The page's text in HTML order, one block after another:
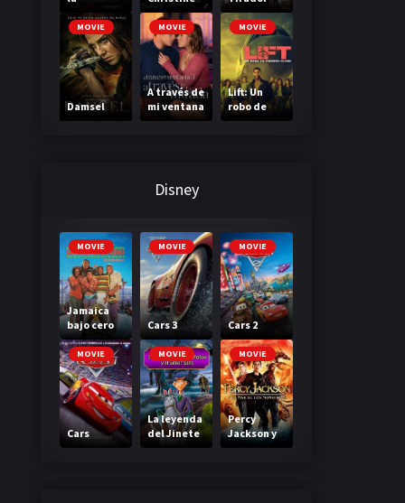
Madriguer
a MOVIE
Damsel
MOVIE
A través de
mi ventana
3: A través
MOVIE
Lift: Un
robo de
primera
Disney
MOVIE
Jamaica
bajo cero
MOVIE
Cars 3
MOVIE
Cars 2
MOVIE
Cars
MOVIE
La leyenda
del Jinete
sin cabeza
MOVIE
Percy
Jackson y
el mar de